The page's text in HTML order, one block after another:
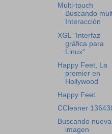
Multi-touch
Buscando
Interacción
XGL "Interfaz
gráfica para
Linux"
Happy Feet, La
premier en
Hollywood
Happy Feet
CCleaner
Buscando nueva
imagen